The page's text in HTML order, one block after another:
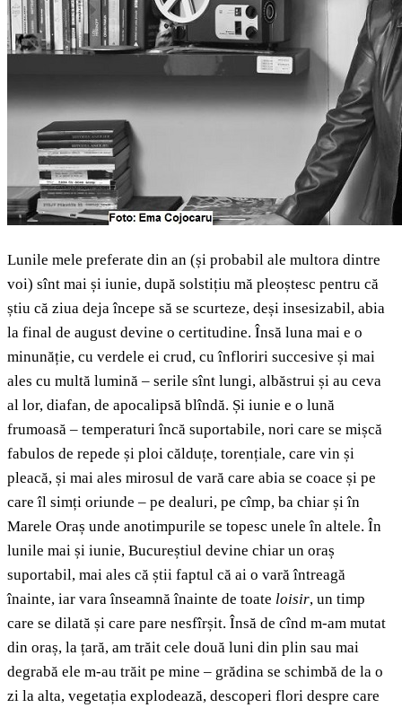
Lunile mele preferate din an (și probabil ale multora dintre
voi) sînt mai și iunie, după solstițiu mă pleoștesc pentru că
știu că ziua deja începe să se scurteze, deși insesizabil, abia
la final de august devine o certitudine. Însă luna mai e o
minunăție, cu verdele ei crud, cu înfloriri succesive și mai
ales cu multă lumină – serile sînt lungi, albăstrui și au ceva
al lor, diafan, de apocalipsă blîndă. Și iunie e o lună
frumoasă – temperaturi încă suportabile, nori care se mișcă
fabulos de repede și ploi călduțe, torențiale, care vin și
pleacă, și mai ales mirosul de vară care abia se coace și pe
care îl simți oriunde – pe dealuri, pe cîmp, ba chiar și în
Marele Oraș unde anotimpurile se topesc unele în altele. În
lunile mai și iunie, Bucureștiul devine chiar un oraș
suportabil, mai ales că știi faptul că ai o vară întreagă
înainte, iar vara înseamnă înainte de toate loisir, un timp
care se dilată și care pare nesfîrșit. Însă de cînd m-am mutat
din oraș, la țară, am trăit cele două luni din plin sau mai
degrabă ele m-au trăit pe mine – grădina se schimbă de la o
zi la alta, vegetația explodează, descoperi flori despre care